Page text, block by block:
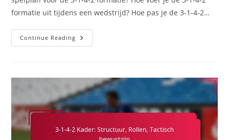
formatie uit tijdens een wedstrijd? Hoe pas je de 3-1-4-2…
Continue Reading 3-
1-
Uitvoering,
Aanpassingsvermogen